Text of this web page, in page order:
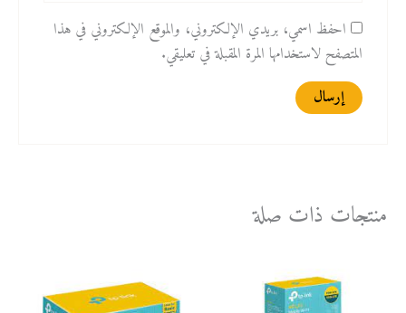
احفظ اسمي، بريدي الإلكتروني، والموقع الإلكتروني في هذا
المتصفح لاستخدامها المرة المقبلة في تعليقي.
منتجات ذات صلة